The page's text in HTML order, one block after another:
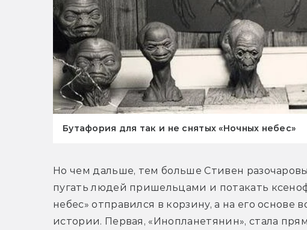
Бутафория для так и не снятых «Ночных небес»
Но чем дальше, тем больше Стивен
пугать людей пришельцами и потакать
небес» отправился в корзину, а на его
истории. Первая, «Инопланетянин», стала